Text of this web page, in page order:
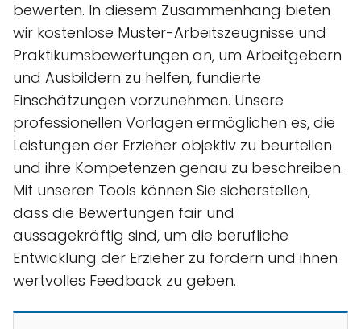
bewerten. In diesem Zusammenhang bieten
wir kostenlose Muster-Arbeitszeugnisse und
Praktikumsbewertungen an, um Arbeitgebern
und Ausbildern zu helfen, fundierte
Einschätzungen vorzunehmen. Unsere
professionellen Vorlagen ermöglichen es, die
Leistungen der Erzieher objektiv zu beurteilen
und ihre Kompetenzen genau zu beschreiben.
Mit unseren Tools können Sie sicherstellen,
dass die Bewertungen fair und
aussagekräftig sind, um die berufliche
Entwicklung der Erzieher zu fördern und ihnen
wertvolles Feedback zu geben.